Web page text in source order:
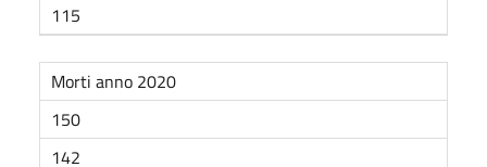
115
Morti anno 2020
150
142